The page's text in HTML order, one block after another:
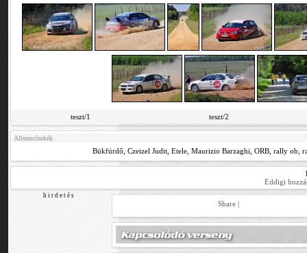
teszt/1 teszt/2
Albumcímkék
Bükfürdő ,Czeizel Judit ,Etele ,Maurizio Barzaghi ,ORB ,rally ob ,
Eddigi
h i r d e t é s
Share |